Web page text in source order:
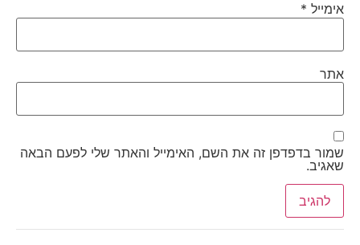
אימייל *
אתר
שמור בדפדפן זה את השם, האימייל והאתר שלי לפעם הבאה
שאגיב.